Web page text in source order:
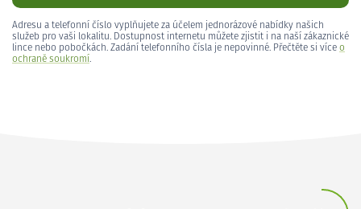
Adresu a telefonní číslo vyplňujete za účelem jednorázové nabídky našich
služeb pro vaši lokalitu. Dostupnost internetu můžete zjistit i na naší zákaznické
lince nebo pobočkách. Zadání telefonního čísla je nepovinné. Přečtěte si více o
ochraně soukromí.